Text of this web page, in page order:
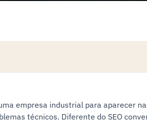
empresa industrial para aparecer
técnicos. Diferente do SEO